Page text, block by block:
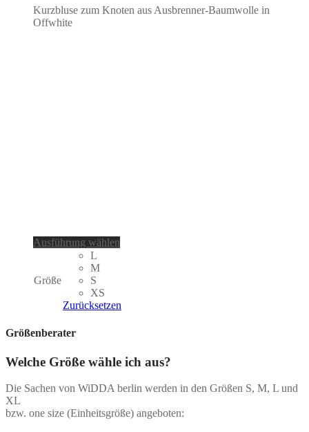
Kurzbluse zum Knoten aus Ausbrenner-Baumwolle in
Offwhite
Ausführung wählen
auf.
der
gewählt
Größe
L
M
S
XS
Zurücksetzen
Größenberater
Welche Größe wähle ich aus?
Die Sachen von WiDDA berlin werden in den Größen S, M, L und
XL
bzw. one size (Einheitsgröße) angeboten: